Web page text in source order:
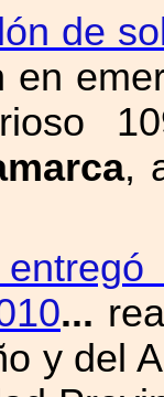
de
en
,
...
y del